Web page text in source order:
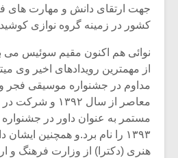
جهت ارتقای دانش و مهارت های
کشور در زمینه گروه نوازی
نوائی هم اکنون مقیم سوئیس می
از مهمترین رویدادهای اخیر
مداوم در جشنواره موسیقی فجر
معاصر از سال
مستمر به عنوان داور در
۱۳۹۳ را نام برد.و همچنین
هنری (دکترا) از وزارت فرهنگ و